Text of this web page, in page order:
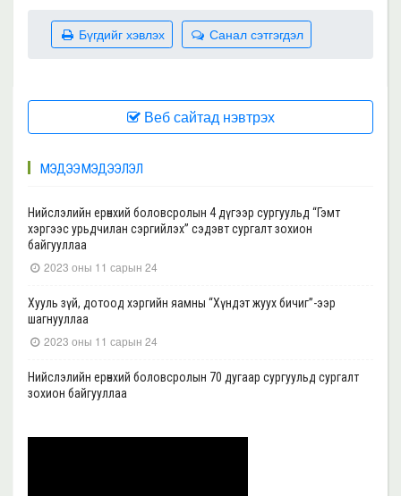
Санал сэтгэгдэл
Бүгдийг хэвлэх
Веб сайтад нэвтрэх
МЭДЭЭ МЭДЭЭЛЭЛ
Нийслэлийн ерөнхий боловсролын 4 дүгээр сургуульд “Гэмт
хэргээс урьдчилан сэргийлэх” сэдэвт сургалт зохион
байгууллаа
2023 оны 11 сарын 24
Хууль зүй, дотоод хэргийн яамны “Хүндэт жуух бичиг”-ээр
шагнууллаа
2023 оны 11 сарын 24
Нийслэлийн ерөнхий боловсролын 70 дугаар сургуульд сургалт
зохион байгууллаа